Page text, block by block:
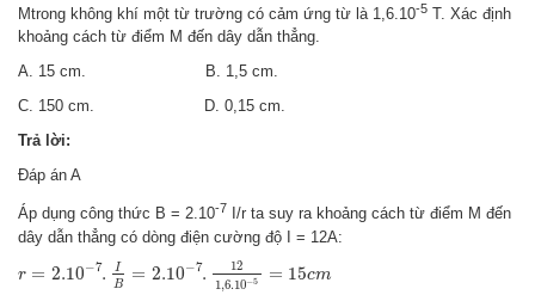
Mtrong không khí một từ trường có cảm ứng từ là 1,6.10-5 T. Xác định
khoảng cách từ điểm M đến dây dẫn thẳng.
A. 15 cm. B. 1,5 cm.
C. 150 cm.
D. 0,15 cm.
Trả lời:
Đáp án A
Áp dụng công thức B = 2.10-7
I/r ta suy ra khoảng cách từ điểm M đến
dây dẫn thẳng có dòng điện cường độ I = 12A:
r = 2.10−7.
I
B
= 2.10−7.
12
1,6.10−5 = 15cm
IB =2.10 121 6.10